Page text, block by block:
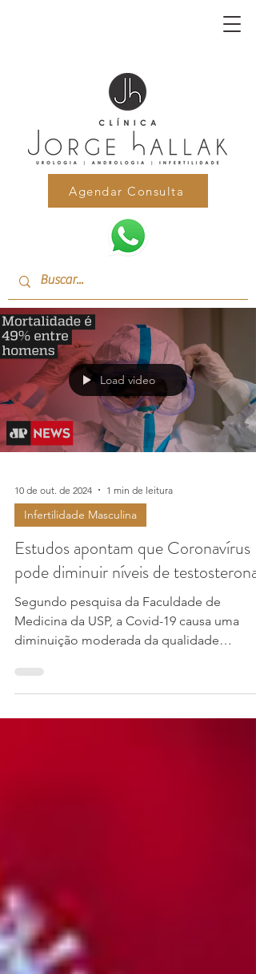
Agendar Consulta
Load video
10 de out. de 2024 1 min de leitura
Infertilidade Masculina
Estudos apontam que Coronavírus
pode diminuir níveis de testosterona
Segundo pesquisa da Faculdade de
Medicina da USP, a Covid-19 causa uma
diminuição moderada da qualidade